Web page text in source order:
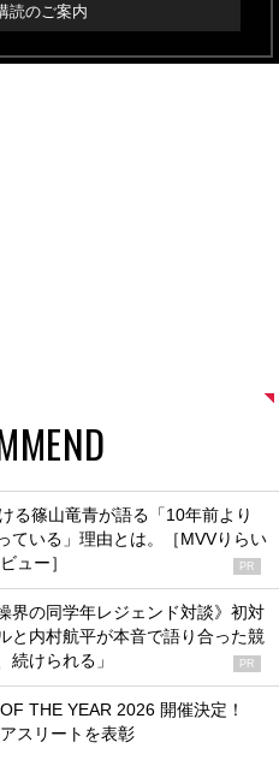
読のご案内
る篠山竜青が語る「10年前より
ている」理由とは。［MVVりらい
ュー］
PR
界の同学年レジェンド対談》初対
と内村航平が本音で語り合った競
続けられる」
PR
THE YEAR 2026 開催決定！
スリートを表彰